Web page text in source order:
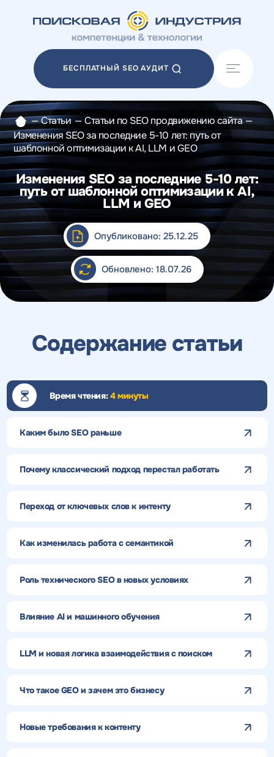
БЕСПЛАТНЫЙ SEO АУДИТ
Акции
Отзывы
Разработка сайтов
Разработка прототипов
Разработка контента
Реклама у блогеров
Веб-аналитика
— Статьи — Статьи по SEO продвижению сайта —
Изменения SEO за последние 5-10 лет: путь от
шаблонной оптимизации к AI, LLM и GEO
Изменения SEO за последние 5-10 лет:
путь от шаблонной оптимизации к AI,
LLM и GEO
Опубликовано: 25.12.25
Обновлено: 18.07.26
Содержание статьи
Время чтения:4 минуты
Каким было SEO раньше
Почему классический подход перестал работать
Переход от ключевых слов к интенту
Как изменилась работа с семантикой
Роль технического SEO в новых условиях
Влияние AI и машинного обучения
LLM и новая логика взаимодействия с поиском
Что такое GEO и зачем это бизнесу
Новые требования к контенту